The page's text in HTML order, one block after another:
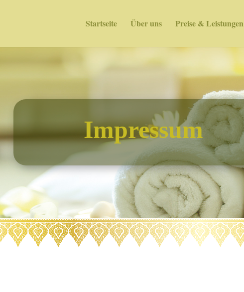
Startseite Über uns Preise & Leistungen
Impressum